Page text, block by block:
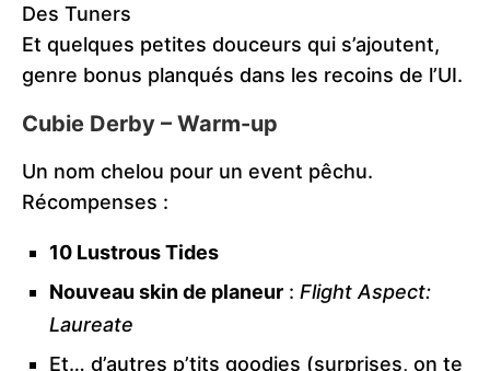
Des Tuners
Et quelques petites douceurs qui s’ajoutent,
genre bonus planqués dans les recoins de l’UI.
Cubie Derby – Warm-up
Un nom chelou pour un event pêchu.
Récompenses :
10 Lustrous Tides
Nouveau skin de planeur : Flight Aspect:
Laureate
Et… d’autres p’tits goodies (surprises, on te